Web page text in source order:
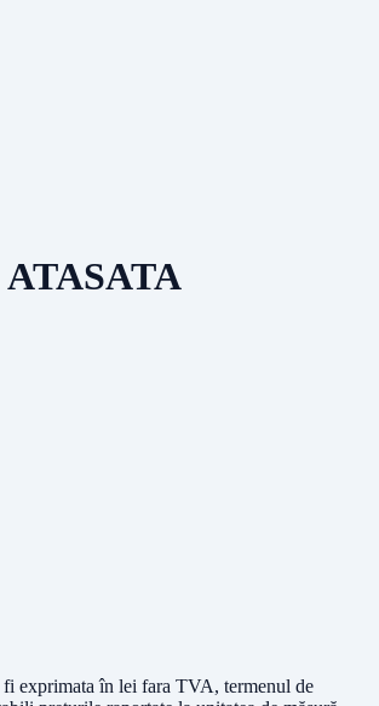
exprimata în lei fara TVA, termenul de